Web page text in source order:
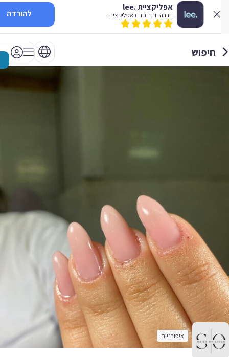
אפליקציית .lee
הרבה יותר נוח באפליקציה להורדה
חיפוש
ציפורניים